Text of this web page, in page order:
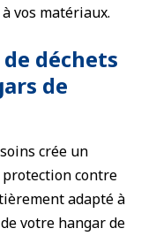
vos matériaux.
déchets
de
crée un
contre
adapté à
votre hangar de